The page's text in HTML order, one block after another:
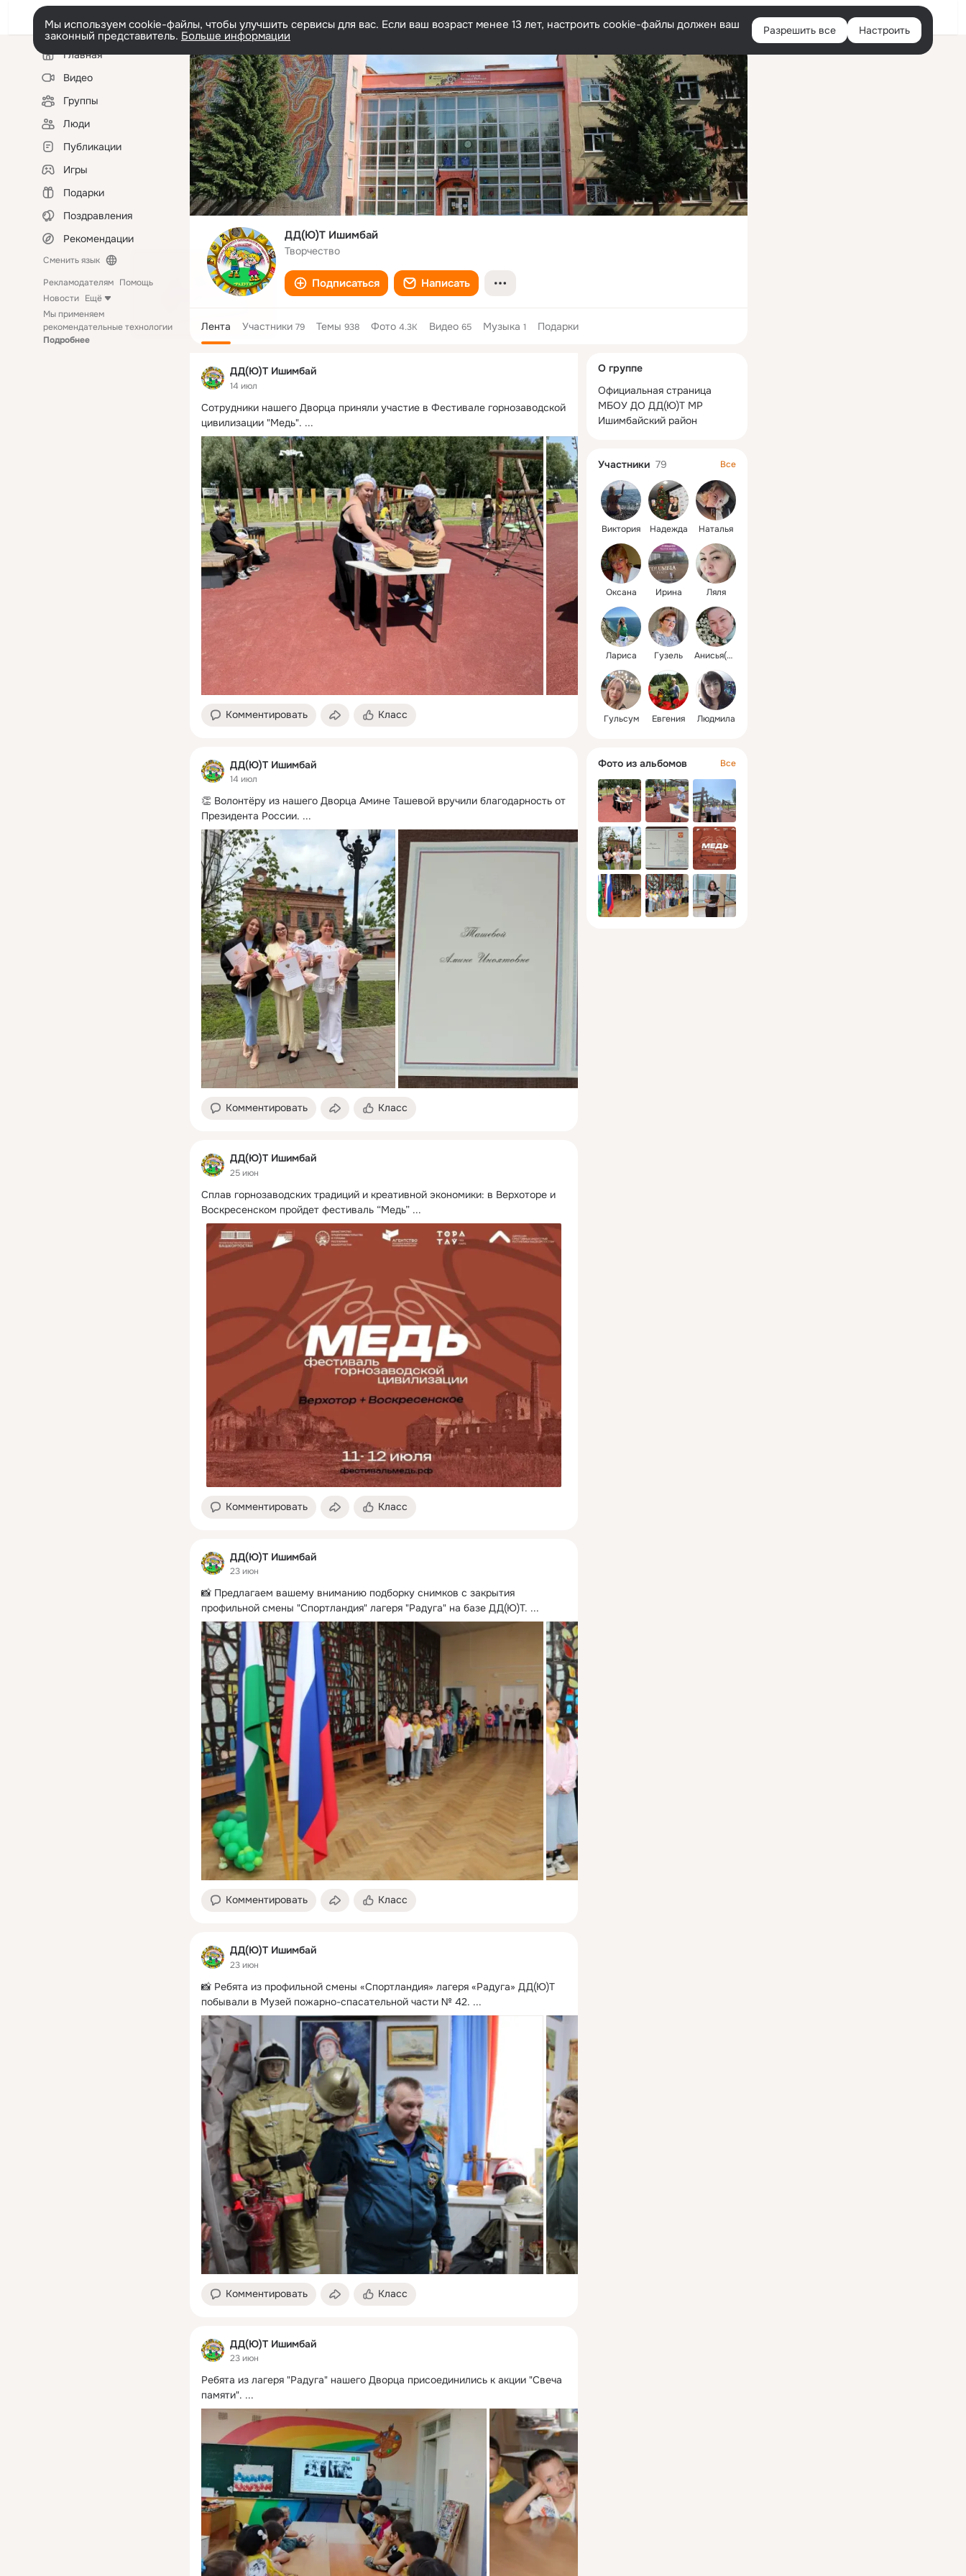
Войти
Мы используем cookie-файлы, чтобы улучшить сервисы для вас. Если ваш возраст менее 13 лет, настроить cookie-файлы должен ваш
законный представитель. Больше информации Разрешить все Настроить
Левая
колонкаГлавная
Видео
Группы
Люди
Публикации
Игры
Подарки
Поздравления
Рекомендации
Сменить язык
Рекламодателям Помощь
Новости Ещё
Мы применяем
рекомендательные технологии
Подробнее
ДД(Ю)Т Ишимбай
Творчество
Подписаться Написать
Лента Участники 79 Темы 938 Фото 4.3K Видео 65 Музыка 1 Подарки
ДД(Ю)Т Ишимбай
14 июл
Сотрудники нашего Дворца приняли участие в Фестивале горнозаводской
цивилизации "Медь". ...
Комментировать Класс
ДД(Ю)Т Ишимбай
14 июл
👏 Волонтёру из нашего Дворца Амине Ташевой вручили благодарность от
Президента России. ...
Комментировать Класс
ДД(Ю)Т Ишимбай
25 июн
Сплав горнозаводских традиций и креативной экономики: в Верхоторе и
Воскресенском пройдет фестиваль “Медь” ...
Комментировать Класс
ДД(Ю)Т Ишимбай
23 июн
📸 Предлагаем вашему вниманию подборку снимков с закрытия
профильной смены "Спортландия" лагеря "Радуга" на базе ДД(Ю)Т. ...
Комментировать Класс
ДД(Ю)Т Ишимбай
23 июн
📸 Ребята из профильной смены «Спортландия» лагеря «Радуга» ДД(Ю)Т
побывали в Музей пожарно-спасательной части № 42. ...
Комментировать Класс
ДД(Ю)Т Ишимбай
23 июн
Ребята из лагеря "Радуга" нашего Дворца присоединились к акции "Свеча
памяти". ...
колонка
О группе
Официальная страница
МБОУ ДО ДД(Ю)Т МР
Ишимбайский район
Участники 79 Все
Виктория Надежда Наталья
Оксана Ирина Ляля
Лариса Гузель Анисья(Аня)
Гульсум Евгения Людмила
Фото из альбомов Все